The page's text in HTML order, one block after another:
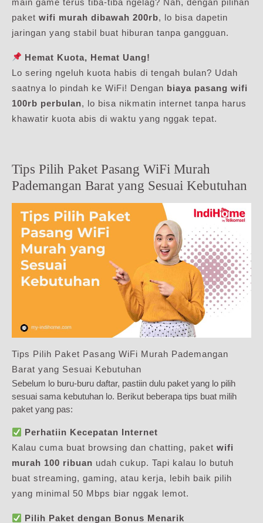
paket wifi murah dibawah 200rb, lo bisa dapetin
jaringan yang stabil buat hiburan tanpa gangguan.
Hemat Kuota, Hemat Uang!
Lo sering ngeluh kuota habis di tengah bulan? Udah
saatnya lo pindah ke WiFi! Dengan biaya pasang wifi
100rb perbulan, lo bisa nikmatin internet tanpa harus
khawatir kuota abis di waktu yang nggak tepat.
Tips Pilih Paket Pasang WiFi Murah
Pademangan Barat yang Sesuai Kebutuhan
Tips Pilih Paket Pasang WiFi Murah Pademangan
Barat yang Sesuai Kebutuhan
Sebelum lo buru-buru daftar, pastiin dulu paket yang lo pilih
sesuai sama kebutuhan lo. Berikut beberapa tips buat milih
paket yang pas:
Perhatiin Kecepatan Internet
Kalau cuma buat browsing dan chatting, paket wifi
murah 100 ribuan udah cukup. Tapi kalau lo butuh
buat streaming, gaming, atau kerja, lebih baik pilih
yang minimal 50 Mbps biar nggak lemot.
Pilih Paket dengan Bonus Menarik